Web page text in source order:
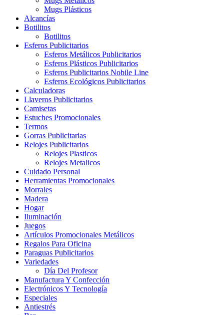
Mugs Plásticos
Alcancías
Botilitos
Botilitos
Esferos Publicitarios
Esferos Metálicos Publicitarios
Esferos Plásticos Publicitarios
Esferos Publicitarios Nobile Line
Esferos Ecológicos Publicitarios
Calculadoras
Llaveros Publicitarios
Camisetas
Estuches Promocionales
Termos
Gorras Publicitarias
Relojes Publicitarios
Relojes Plasticos
Relojes Metalicos
Cuidado Personal
Herramientas Promocionales
Morrales
Madera
Hogar
Iluminación
Juegos
Artículos Promocionales Metálicos
Regalos Para Oficina
Paraguas Publicitarios
Variedades
Día Del Profesor
Manufactura Y Confección
Electrónicos Y Tecnología
Especiales
Antiestrés